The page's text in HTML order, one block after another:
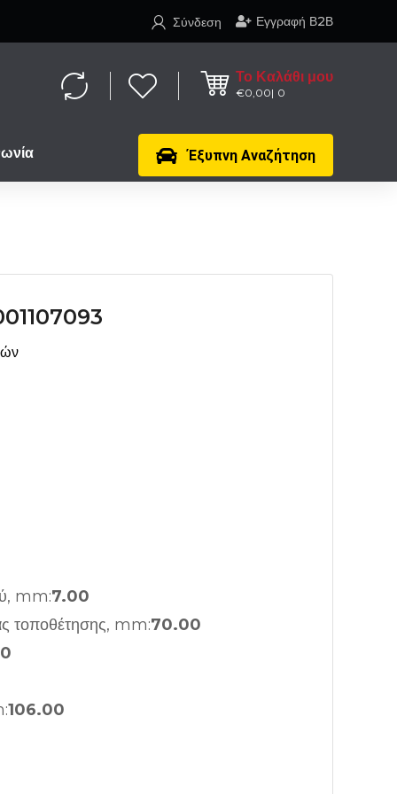
Εγγραφή Β2Β
Σύνδεση
Το Καλάθι μου
€0,00 0
Έξυπνη Αναζήτηση
mm:7.00
τοποθέτησης, mm:70.00
106.00